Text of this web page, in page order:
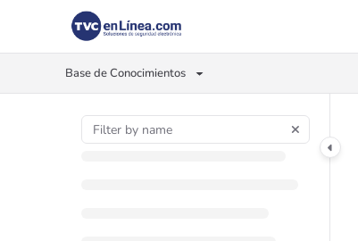
Documentation Index
Fetch the complete documentation index at:
Use this file to discover all available pages before exploring further.
Base de Conocimientos